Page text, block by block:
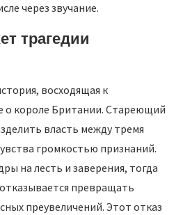
через звучание.
трагедии
восходящая к
о короле Британии. Стареющий
власть между тремя
громкостью признаний.
на лесть и заверения, тогда
превращать
преувеличений. Этот отказ